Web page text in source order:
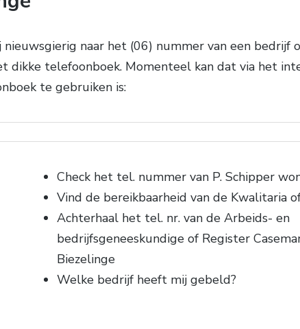
naar het (06) nummer van een bedrijf
dikke telefoonboek. Momenteel kan dat via het
te gebruiken is:
Check het tel. nummer van P. Schipper
Vind de bereikbaarheid van de Kwalitaria
Achterhaal het tel. nr. van de Arbeids- en
bedrijfsgeneeskundige of Register
Biezelinge
Welke bedrijf heeft mij gebeld?